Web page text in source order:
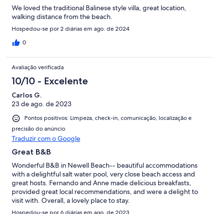
We loved the traditional Balinese style villa, great location,
walking distance from the beach.
Hospedou-se por 2 diárias em ago. de 2024
0
Avaliação verificada
10/10 - Excelente
Carlos G.
23 de ago. de 2023
Pontos positivos: Limpeza, check-in, comunicação, localização e
precisão do anúncio
Traduzir com o Google
Great B&B
Wonderful B&B in Newell Beach-- beautiful accommodations
with a delightful salt water pool, very close beach access and
great hosts. Fernando and Anne made delicious breakfasts,
provided great local recommendations, and were a delight to
visit with. Overall, a lovely place to stay.
Hospedou-se por 6 diárias em ago. de 2023